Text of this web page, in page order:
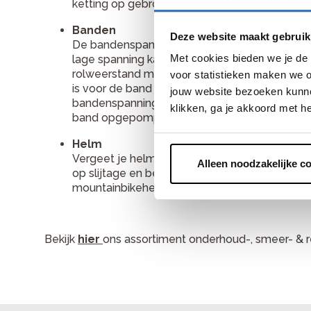
Deze website maakt
Met cookies bieden we je
voor statistieken maken we
jouw website bezoeken
klikken, ga je akkoord met
Alleen noodzakelijke
ketting op gebroken schakels, om te
Banden
De bandenspanning van je fietsband
lage spanning kan de band zich beter
rolweerstand minder en fiets je lichter. De
is voor de band is afhankelijk van de
bandenspanning aan te raden, maar op een
band opgepompt mag worden. In de regel
Helm
Vergeet je helm niet! Het dragen van een
op slijtage en beschadigingen. Als er
mountainbikehelm direct worden vervangen.
Bekijk hier ons assortiment onderhoud-, smeer- &